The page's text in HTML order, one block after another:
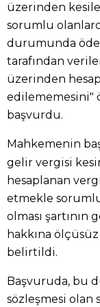
üzerinden
sorumlu
durumunda
tarafından
üzerinden
edilememesini"
başvurdu.
Mahkemenin
gelir vergisi
hesaplanan
etmekle
olması
hakkına
belirtildi.
Başvuruda, bu
sözleşmesi olan